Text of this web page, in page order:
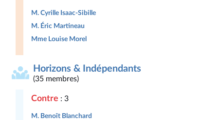
M. Cyrille Isaac-Sibille
M. Éric Martineau
Mme Louise Morel
Horizons & Indépendants
(35 membres)
Contre : 3
M. Benoît Blanchard